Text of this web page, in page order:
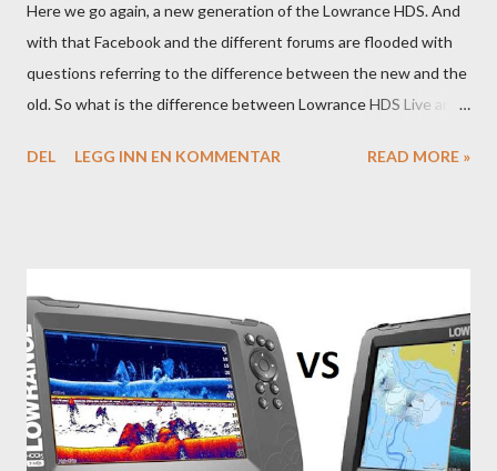
Here we go again, a new generation of the Lowrance HDS. And
with that Facebook and the different forums are flooded with
questions referring to the difference between the new and the
old. So what is the difference between Lowrance HDS Live and
DEL
LEGG INN EN KOMMENTAR READ MORE »